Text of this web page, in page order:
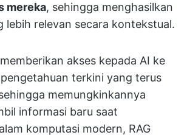
mereka, sehingga menghasilkan
lebih relevan secara kontekstual.
akses kepada AI ke
terkini yang terus
memungkinkannya
informasi baru saat
komputasi modern, RAG